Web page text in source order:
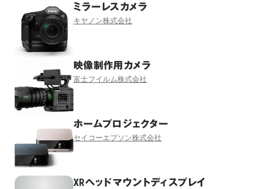
ミラーレスカメラ
キヤノン株式会社
映像制作用カメラ
富士フイルム株式会社
ホームプロジェクター
セイコーエプソン株式会社
XRヘッドマウントディスプレイ